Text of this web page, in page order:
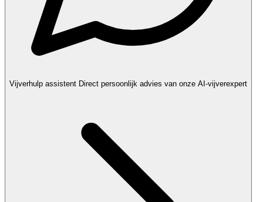
Vijverhulp assistent Direct persoonlijk advies van onze AI-vijverexpert